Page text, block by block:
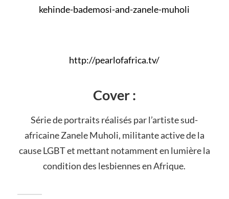
kehinde-bademosi-and-zanele-muholi
http://pearlofafrica.tv/
Cover :
Série de portraits réalisés par l’artiste sud-
africaine Zanele Muholi, militante active de la
cause LGBT et mettant notamment en lumière la
condition des lesbiennes en Afrique.